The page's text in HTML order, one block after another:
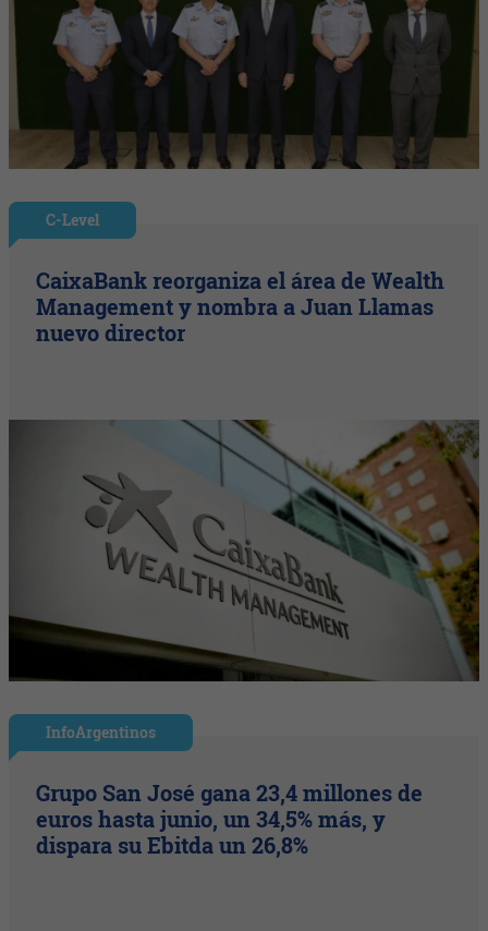
C-Level
CaixaBank reorganiza el área de Wealth
Management y nombra a Juan Llamas
nuevo director
InfoArgentinos
Grupo San José gana 23,4 millones de
euros hasta junio, un 34,5% más, y
dispara su Ebitda un 26,8%